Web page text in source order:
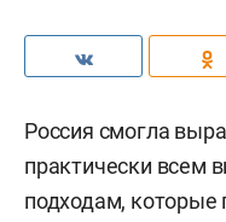
Россия смогла
практически всем
подходам, которые